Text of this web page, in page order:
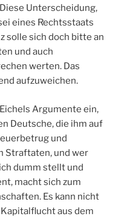
Unterscheidung,
eines Rechtsstaats
solle sich doch bitte an
und auch
werten. Das
aufzuweichen.
Argumente ein,
Deutsche, die ihm auf
und
Straftaten, und wer
dumm stellt und
macht sich zum
Es kann nicht
aus dem